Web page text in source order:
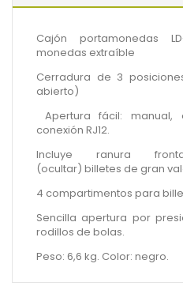
Cajón portamonedas
monedas extraíble
Cerradura de 3
abierto)
Apertura fácil:
conexión RJ12.
Incluye ranura
(ocultar) billetes de gran
4 compartimentos para
Sencilla apertura por
rodillos de bolas.
Peso: 6,6 kg. Color: negro.